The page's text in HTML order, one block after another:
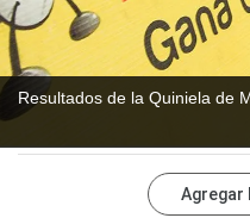
Resultados de la Quiniela de
Agregar